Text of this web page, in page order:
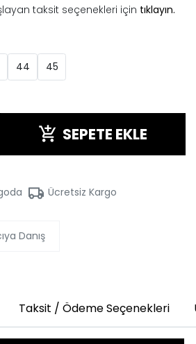
taksit seçenekleri için tıklayın.
44 45
SEPETE EKLE
Ücretsiz Kargo
Danış
Taksit / Ödeme Seçenekleri